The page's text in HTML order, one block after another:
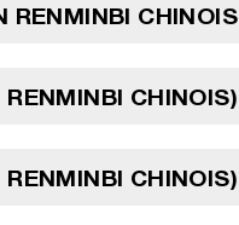
RENMINBI CHINOIS
CHINOIS)
CHINOIS)